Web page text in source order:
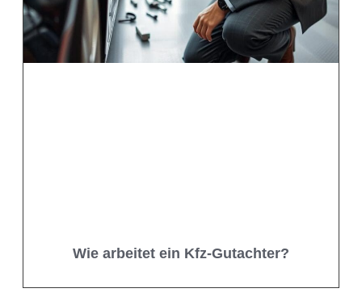
Wie arbeitet ein Kfz-Gutachter?